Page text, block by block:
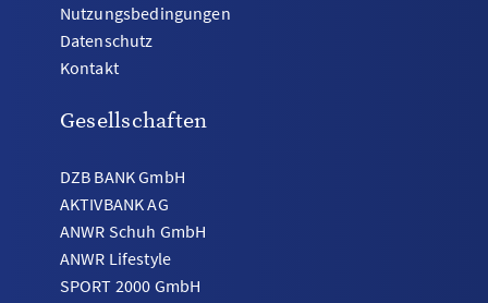
Nutzungsbedingungen
Datenschutz
Kontakt
Gesellschaften
DZB BANK GmbH
AKTIVBANK AG
ANWR Schuh GmbH
ANWR Lifestyle
SPORT 2000 GmbH